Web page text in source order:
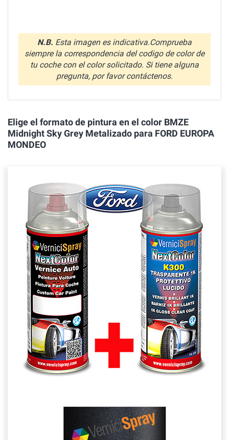
N.B. Esta imagen es indicativa.Comprueba
siempre la correspondencia del codigo de color de
tu coche con el color solicitado. Si tiene alguna
pregunta, por favor contáctenos.
Elige el formato de pintura en el color BMZE
Midnight Sky Grey Metalizado para FORD EUROPA
MONDEO